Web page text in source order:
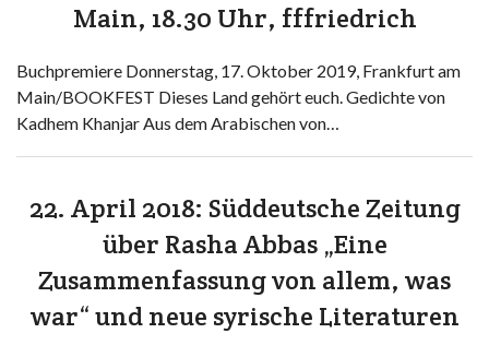
Main, 18.30 Uhr, fffriedrich
Buchpremiere Donnerstag, 17. Oktober 2019, Frankfurt am
Main/BOOKFEST Dieses Land gehört euch. Gedichte von
Kadhem Khanjar Aus dem Arabischen von…
22. April 2018: Süddeutsche Zeitung
über Rasha Abbas „Eine
Zusammenfassung von allem, was
war“ und neue syrische Literaturen